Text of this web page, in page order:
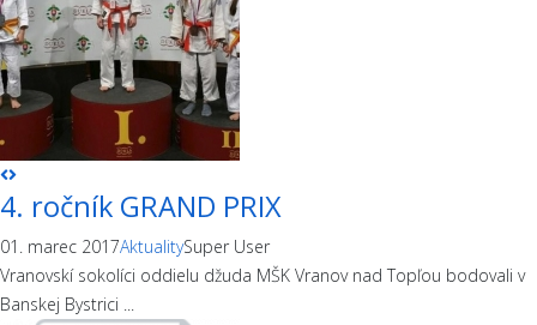
4. ročník GRAND PRIX
01. marec 2017AktualitySuper User
Vranovskí sokolíci oddielu džuda MŠK Vranov nad Topľou bodovali v
Banskej Bystrici ...